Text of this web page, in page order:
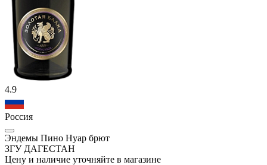
4.9
Россия
Эндемы Пино Нуар брют
ЗГУ ДАГЕСТАН
Цену и наличие уточняйте в магазине